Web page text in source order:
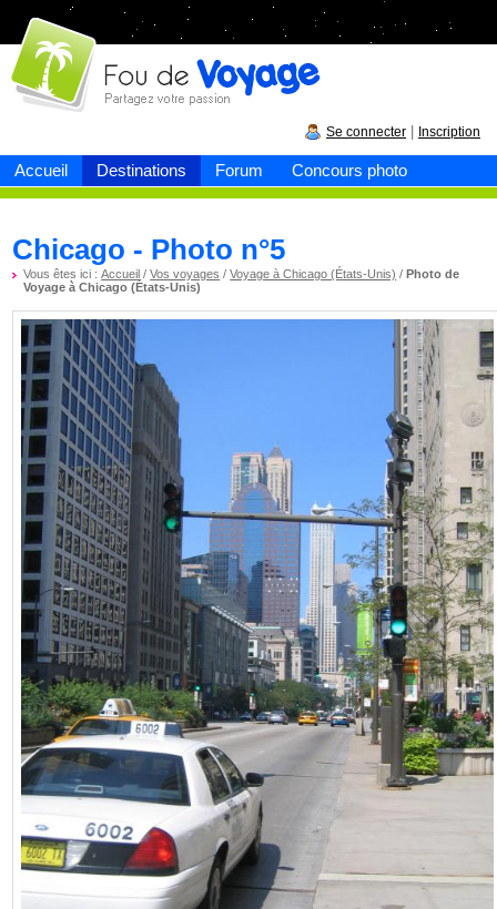
Accueil Destinations Forum Concours photo
Fou devoyage
Se connecter Inscription
Chicago - Photo n°5
Vous êtes ici :Accueil /Vos voyages /Voyage à Chicago (États-Unis) /Photo de
Voyage à Chicago (États-Unis)